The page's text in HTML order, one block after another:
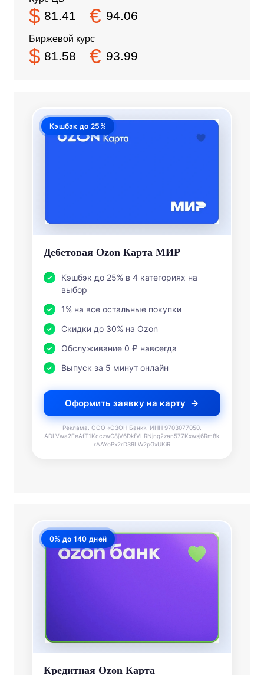
$ 81.41 € 94.06
Биржевой курс
$ 81.58 € 93.99
Кэшбэк до 25%
Дебетовая Ozon Карта МИР
Кэшбэк до 25% в 4 категориях на
выбор
1% на все остальные покупки
Скидки до 30% на Ozon
Обслуживание 0 ₽ навсегда
Выпуск за 5 минут онлайн
Оформить заявку на карту
Реклама. ООО «ОЗОН Банк». ИНН 9703077050.
ADLVwa2EeAfT1KcczwC8jV6DkfVLRNjng2zan577Kxwsj6Rm8k
rAAYoPx2rD39LW2pGxUKiR
0% до 140 дней
Кредитная Ozon Карта